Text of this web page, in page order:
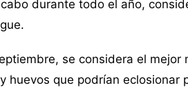
durante todo el año,
se considera el mejor
huevos que podrían eclosionar